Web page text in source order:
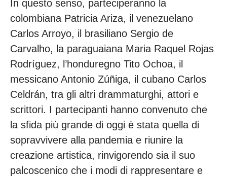
In questo senso, parteciperanno la
colombiana Patricia Ariza, il venezuelano
Carlos Arroyo, il brasiliano Sergio de
Carvalho, la paraguaiana Maria Raquel Rojas
Rodríguez, l’honduregno Tito Ochoa, il
messicano Antonio Zúñiga, il cubano Carlos
Celdrán, tra gli altri drammaturghi, attori e
scrittori. I partecipanti hanno convenuto che
la sfida più grande di oggi è stata quella di
sopravvivere alla pandemia e riunire la
creazione artistica, rinvigorendo sia il suo
palcoscenico che i modi di rappresentare e